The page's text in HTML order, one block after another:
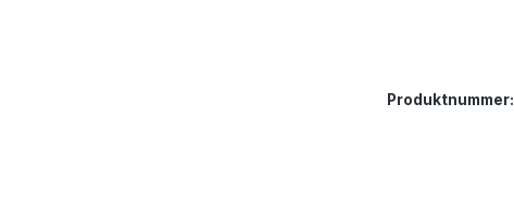
Produktnummer: